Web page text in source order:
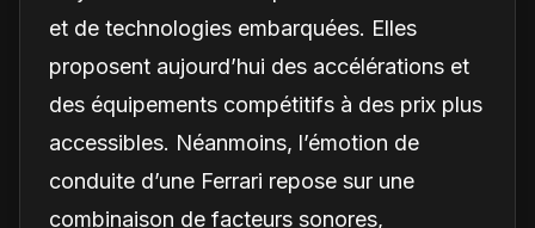
et de technologies embarquées. Elles
proposent aujourd’hui des accélérations et
des équipements compétitifs à des prix plus
accessibles. Néanmoins, l’émotion de
conduite d’une Ferrari repose sur une
combinaison de facteurs sonores,